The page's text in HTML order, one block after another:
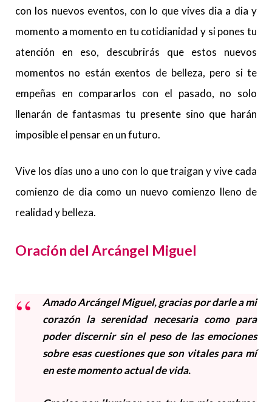
con los nuevos eventos, con lo que vives dia a dia y
momento a momento en tu cotidianidad y si pones tu
atención en eso, descubrirás que estos nuevos
momentos no están exentos de belleza, pero si te
empeñas en compararlos con el pasado, no solo
llenarán de fantasmas tu presente sino que harán
imposible el pensar en un futuro.
Vive los días uno a uno con lo que traigan y vive cada
comienzo de dia como un nuevo comienzo lleno de
realidad y belleza.
Oración del Arcángel Miguel
Amado Arcángel Miguel, gracias por darle a mi
corazón la serenidad necesaria como para
poder discernir sin el peso de las emociones
sobre esas cuestiones que son vitales para mí
en este momento actual de vida.